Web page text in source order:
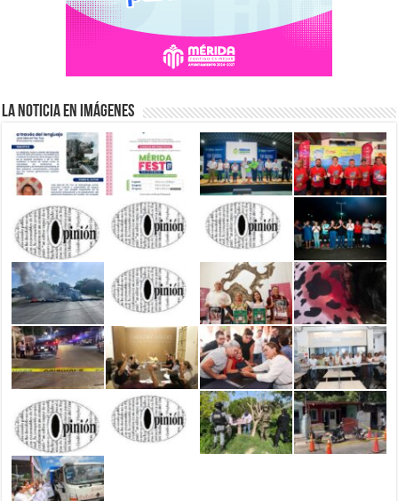
La Noticia en Imágenes